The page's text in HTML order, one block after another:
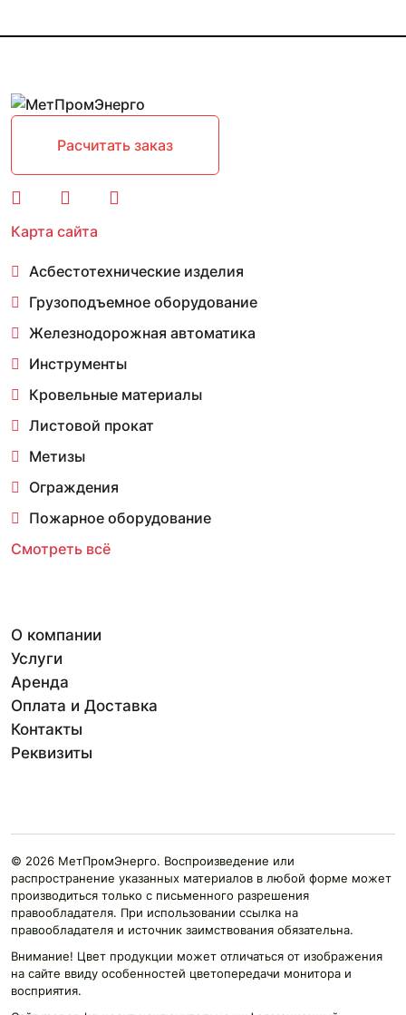
Расчитать заказ
Карта сайта
Асбестотехнические изделия
Грузоподъемное оборудование
Железнодорожная автоматика
Инструменты
Кровельные материалы
Листовой прокат
Метизы
Ограждения
Пожарное оборудование
Смотреть всё
О компании
Услуги
Аренда
Оплата и Доставка
Контакты
Реквизиты
© 2026 МетПромЭнерго. Воспроизведение или
распространение указанных материалов в любой форме может
производиться только с письменного разрешения
правообладателя. При использовании ссылка на
правообладателя и источник заимствования обязательна.
Внимание! Цвет продукции может отличаться от изображения
на сайте ввиду особенностей цветопередачи монитора и
восприятия.